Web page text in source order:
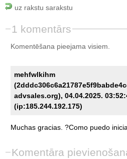
uz rakstu sarakstu
1 komentārs
Komentēšana pieejama visiem.
mehfwlkihm
advsales.org), 04.04.2025.
(ip:185.244.192.175)
Muchas gracias. ?Como puedo
Komentāra